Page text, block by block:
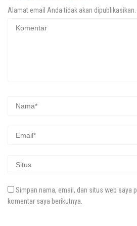
Alamat email Anda tidak akan dipublikasikan.
Simpan nama, email, dan situs web saya
komentar saya berikutnya.